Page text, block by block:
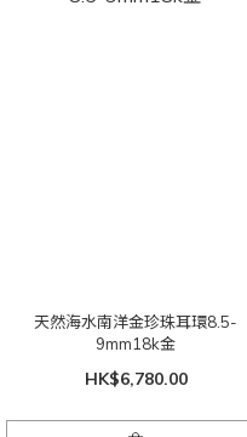
天然海水南洋金珍珠耳環8.5-
9mm18k金
HK$6,780.00